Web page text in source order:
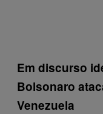
Em discurso
Bolsonaro
Venezuela